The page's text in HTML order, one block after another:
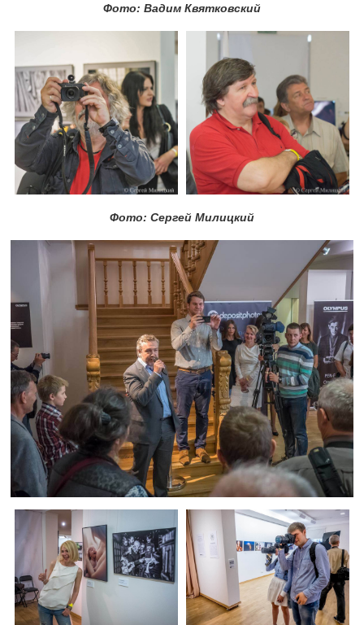
Фото: Вадим Квятковский
Фото: Сергей Милицкий